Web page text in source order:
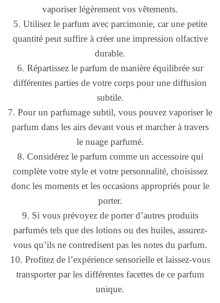
vaporiser légèrement vos vêtements.
5. Utilisez le parfum avec parcimonie, car une petite
quantité peut suffire à créer une impression olfactive
durable.
6. Répartissez le parfum de manière équilibrée sur
différentes parties de votre corps pour une diffusion
subtile.
7. Pour un parfumage subtil, vous pouvez vaporiser le
parfum dans les airs devant vous et marcher à travers
le nuage parfumé.
8. Considérez le parfum comme un accessoire qui
complète votre style et votre personnalité, choisissez
donc les moments et les occasions appropriés pour le
porter.
9. Si vous prévoyez de porter d’autres produits
parfumés tels que des lotions ou des huiles, assurez-
vous qu’ils ne contredisent pas les notes du parfum.
10. Profitez de l’expérience sensorielle et laissez-vous
transporter par les différentes facettes de ce parfum
unique.